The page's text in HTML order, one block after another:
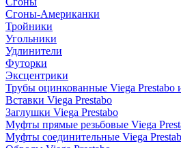
Сгоны-Американки
Тройники
Угольники
Удлинители
Футорки
Эксцентрики
Трубы оцинкованные Viega Prestabo
Вставки Viega Prestabo
Заглушки Viega Prestabo
Муфты прямые резьбовые Viega
Муфты соединительные Viega